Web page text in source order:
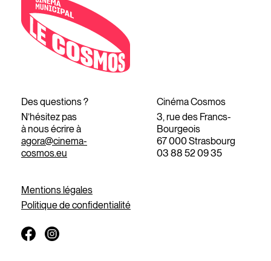
Des questions ?
N’hésitez pas
à nous écrire à
agora@cinema-
cosmos.eu
Cinéma Cosmos
3, rue des Francs-
Bourgeois
67 000 Strasbourg
03 88 52 09 35
Mentions légales
Politique de confidentialité